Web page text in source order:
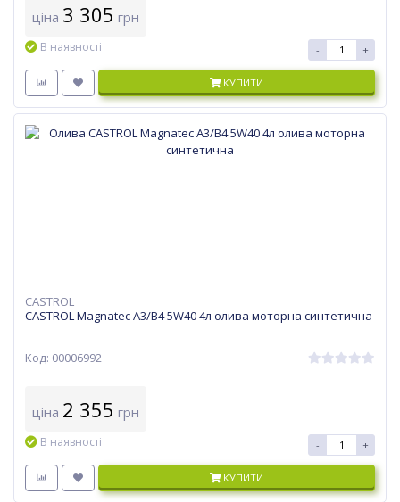
ціна 3 305 грн
В наявності - +
КУПИТИ
CASTROL
CASTROL Magnatec A3/B4 5W40 4л олива моторна синтетична
Код: 00006992
ціна 2 355 грн
В наявності - +
КУПИТИ